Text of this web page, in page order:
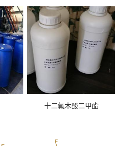
十二氟木酸二甲酯